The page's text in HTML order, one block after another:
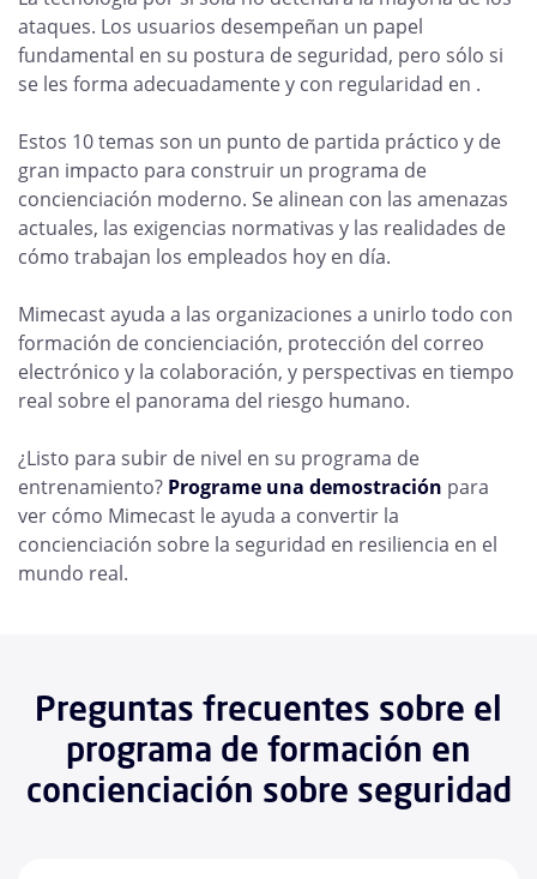
ataques. Los usuarios desempeñan un papel
fundamental en su postura de seguridad, pero sólo si
se les forma adecuadamente y con regularidad en .
Estos 10 temas son un punto de partida práctico y de
gran impacto para construir un programa de
concienciación moderno. Se alinean con las amenazas
actuales, las exigencias normativas y las realidades de
cómo trabajan los empleados hoy en día.
Mimecast ayuda a las organizaciones a unirlo todo con
formación de concienciación, protección del correo
electrónico y la colaboración, y perspectivas en tiempo
real sobre el panorama del riesgo humano.
¿Listo para subir de nivel en su programa de
entrenamiento? Programe una demostración para
ver cómo Mimecast le ayuda a convertir la
concienciación sobre la seguridad en resiliencia en el
mundo real.
Preguntas frecuentes sobre el
programa de formación en
concienciación sobre seguridad